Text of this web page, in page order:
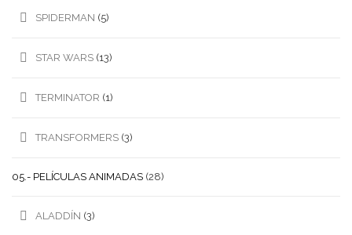
SPIDERMAN (5)
STAR WARS (13)
TERMINATOR (1)
TRANSFORMERS (3)
05.- PELÍCULAS ANIMADAS (28)
ALADDÍN (3)